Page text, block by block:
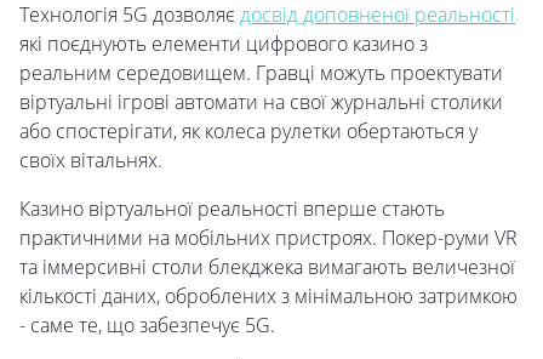
Технологія 5G дозволяє досвід доповненої реальності
які поєднують елементи цифрового казино з
реальним середовищем. Гравці можуть проектувати
віртуальні ігрові автомати на свої журнальні столики
або спостерігати, як колеса рулетки обертаються у
своїх вітальнях.
Казино віртуальної реальності вперше стають
практичними на мобільних пристроях. Покер-руми VR
та іммерсивні столи блекджека вимагають величезної
кількості даних, оброблених з мінімальною затримкою
- саме те, що забезпечує 5G.